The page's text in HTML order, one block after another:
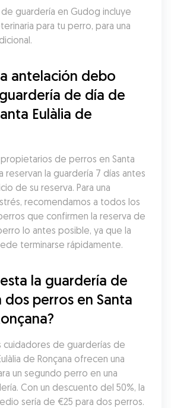
guardería en Gudog incluye
para tu perro, para una
antelación debo
de día de
Eulàlia de
de perros en Santa
reservan la guardería 7 días antes
de su reserva. Para una
recomendamos a todos los
que confirmen la reserva de
lo antes posible, ya que la
terminarse rápidamente.
la guardería de
dos perros en Santa
cuidadores de guarderías de
de Ronçana ofrecen una
un segundo perro en una
Con un descuento del 50%, la
sería de €25 para dos perros.